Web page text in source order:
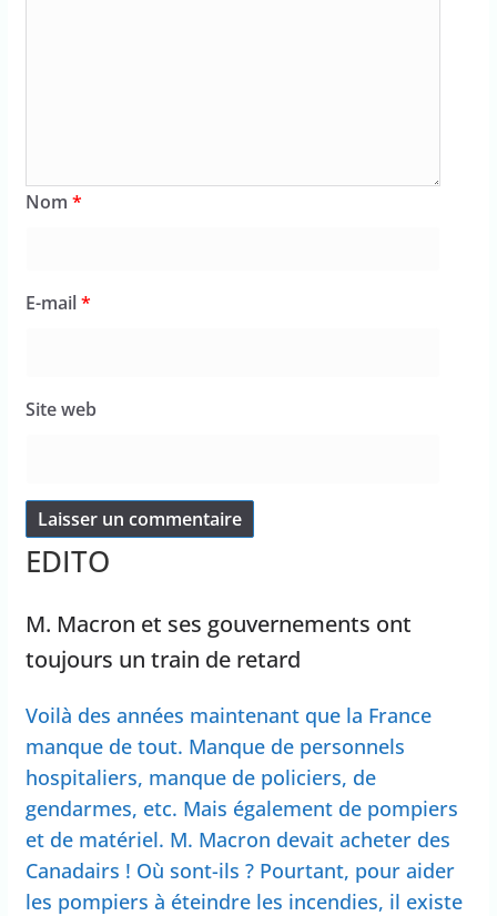
Nom *
E-mail*
Site web
EDITO
M. Macron et ses gouvernements ont
toujours un train de retard
Voilà des années maintenant que la France
manque de tout. Manque de personnels
hospitaliers, manque de policiers, de
gendarmes, etc. Mais également de pompiers
et de matériel. M. Macron devait acheter des
Canadairs ! Où sont-ils ? Pourtant, pour aider
les pompiers à éteindre les incendies, il existe